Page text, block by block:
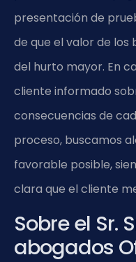
presentación de
de que el valor de los
del hurto mayor. En
cliente informado
consecuencias de
proceso, buscamos
favorable posible,
clara que el cliente
Sobre el Sr.
abogados